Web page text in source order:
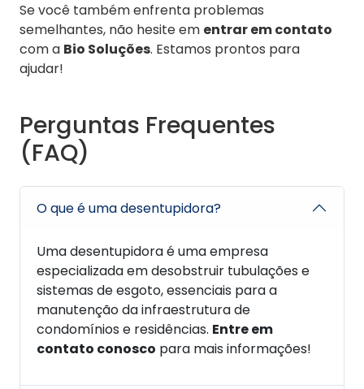
Se você também enfrenta problemas
semelhantes, não hesite em entrar em contato
com a Bio Soluções. Estamos prontos para
ajudar!
Perguntas Frequentes
(FAQ)
O que é uma desentupidora?
Uma desentupidora é uma empresa
especializada em desobstruir tubulações e
sistemas de esgoto, essenciais para a
manutenção da infraestrutura de
condomínios e residências. Entre em
contato conosco para mais informações!